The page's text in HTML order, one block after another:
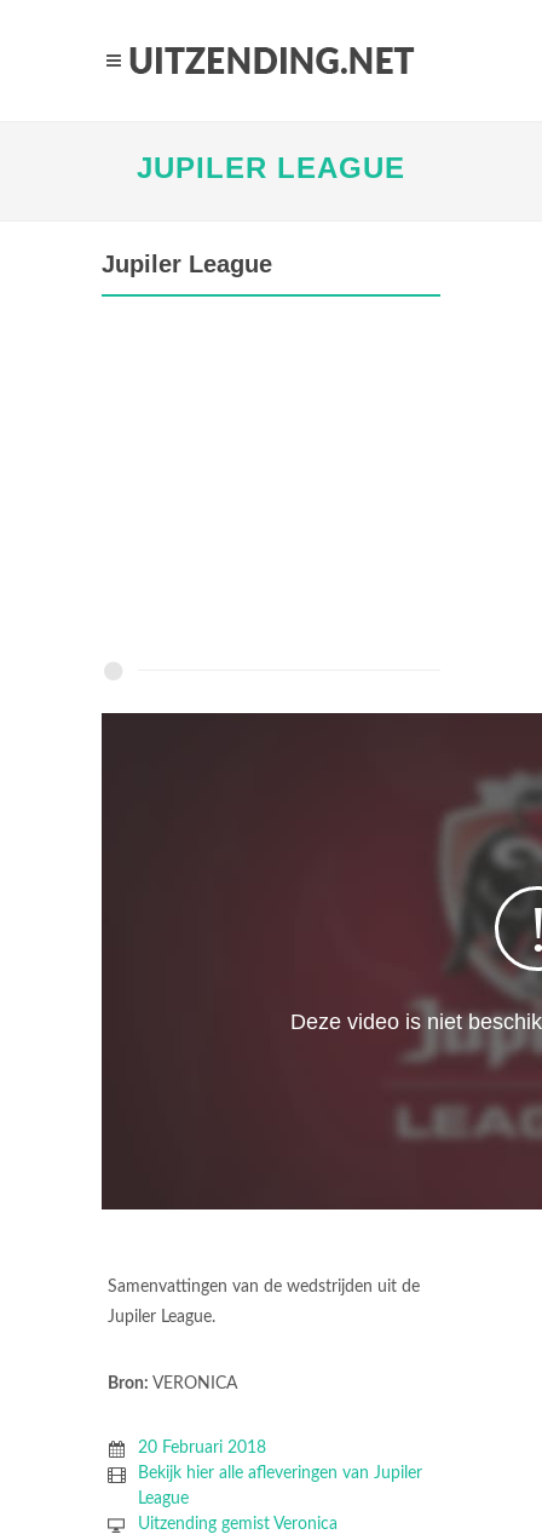
JUPILER LEAGUE
Jupiler League
Samenvattingen van de wedstrijden uit de
Jupiler League.
Bron: VERONICA
20 Februari 2018
Bekijk hier alle afleveringen van Jupiler
League
Uitzending gemist Veronica